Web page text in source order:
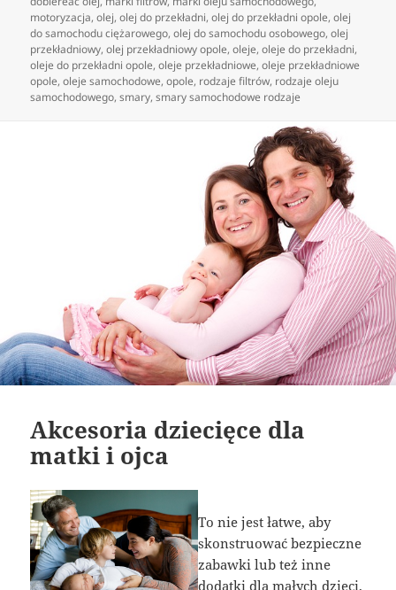
motoryzacja,olej,olej do przekładni,olej do przekładni opole,olej
do samochodu ciężarowego,olej do samochodu osobowego,olej
przekładniowy,olej przekładniowy opole,oleje,oleje do przekładni,
oleje do przekładni opole,oleje przekładniowe,oleje przekładniowe
opole,oleje samochodowe,opole, rodzaje filtrów, rodzaje oleju
samochodowego,smary,smary samochodowe rodzaje
Akcesoria dziecięce dla
matki i ojca
To nie jest łatwe, aby
skonstruować bezpieczne
zabawki lub też inne
dodatki dla małych dzieci,